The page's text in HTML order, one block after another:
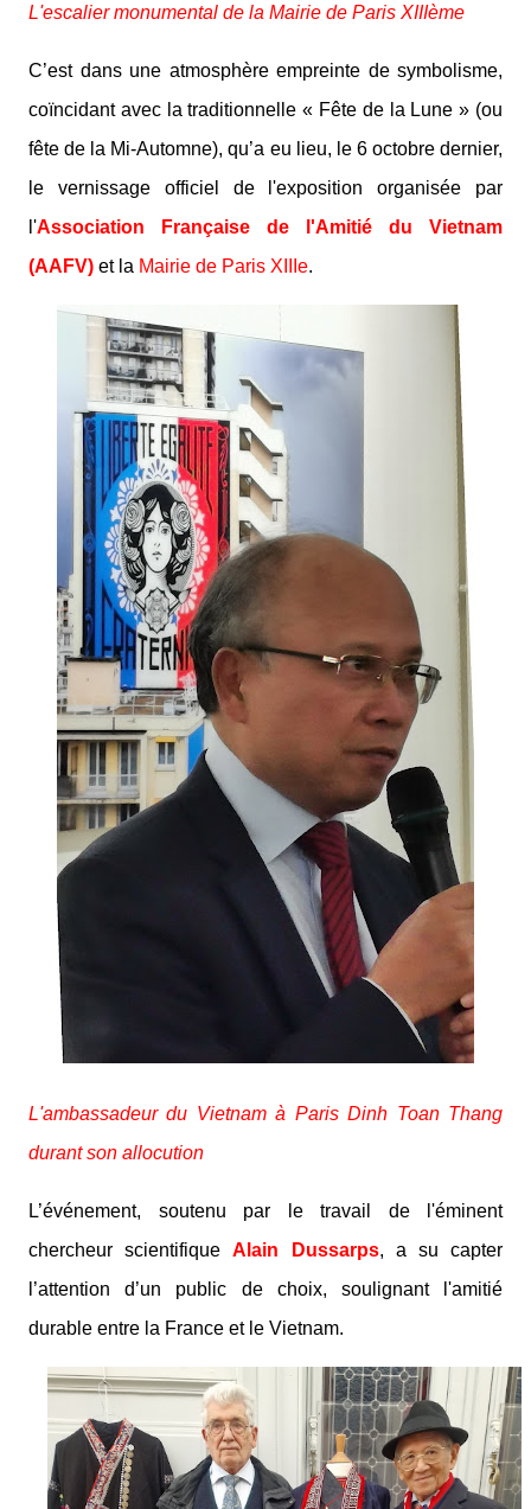
L'escalier monumental de la Mairie de Paris XIIIème
C’est dans une atmosphère empreinte de symbolisme,
coïncidant avec la traditionnelle « Fête de la Lune » (ou
fête de la Mi-Automne), qu’a eu lieu, le 6 octobre dernier,
le vernissage officiel de l'exposition organisée par
l'Association Française de l'Amitié du Vietnam
(AAFV) et la Mairie de Paris XIIIe.
L'ambassadeur du Vietnam à Paris Dinh Toan Thang
durant son allocution
L’événement, soutenu par le travail de l'éminent
chercheur scientifiqueAlain Dussarps, a su capter
l’attention d’un public de choix, soulignant l'amitié
durable entre la France et le Vietnam.